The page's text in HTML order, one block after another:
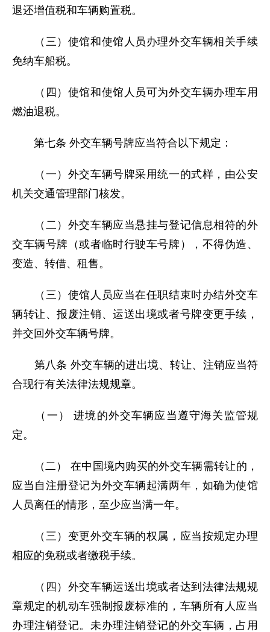
退还增值税和车辆购置税。
（三）使馆和使馆人员办理外交车辆相关手续
免纳车船税。
（四）使馆和使馆人员可为外交车辆办理车用
燃油退税。
第七条 外交车辆号牌应当符合以下规定：
（一）外交车辆号牌采用统一的式样，由公安
机关交通管理部门核发。
（二）外交车辆应当悬挂与登记信息相符的外
交车辆号牌（或者临时行驶车号牌），不得伪造、
变造、转借、租售。
（三）使馆人员应当在任职结束时办结外交车
辆转让、报废注销、运送出境或者号牌变更手续，
并交回外交车辆号牌。
第八条 外交车辆的进出境、转让、注销应当符
合现行有关法律法规规章。
（一） 进境的外交车辆应当遵守海关监管规
定。
（二） 在中国境内购买的外交车辆需转让的，
应当自注册登记为外交车辆起满两年，如确为使馆
人员离任的情形，至少应当满一年。
（三）变更外交车辆的权属，应当按规定办理
相应的免税或者缴税手续。
（四）外交车辆运送出境或者达到法律法规规
章规定的机动车强制报废标准的，车辆所有人应当
办理注销登记。未办理注销登记的外交车辆，占用